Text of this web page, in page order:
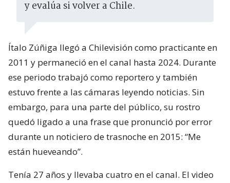
y evalúa si volver a Chile.
Ítalo Zúñiga llegó a Chilevisión como practicante en
2011 y permaneció en el canal hasta 2024. Durante
ese periodo trabajó como reportero y también
estuvo frente a las cámaras leyendo noticias. Sin
embargo, para una parte del público, su rostro
quedó ligado a una frase que pronunció por error
durante un noticiero de trasnoche en 2015: “Me
están hueveando”.
Tenía 27 años y llevaba cuatro en el canal. El video